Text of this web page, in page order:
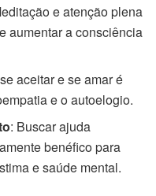
e atenção plena
aumentar a consciência
aceitar e se amar é
e o autoelogio.
: Buscar ajuda
benéfico para
e saúde mental.